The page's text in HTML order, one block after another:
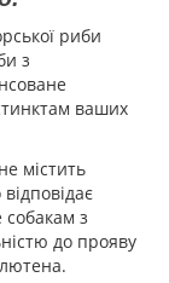
риби
з
ваших
містить
собакам з
до прояву